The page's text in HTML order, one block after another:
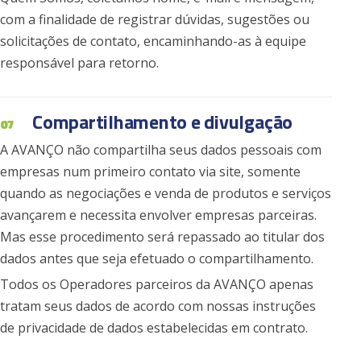
com a finalidade de registrar dúvidas, sugestões ou
solicitações de contato, encaminhando-as à equipe
responsável para retorno.
07 Compartilhamento e divulgação
A AVANÇO não compartilha seus dados pessoais com
empresas num primeiro contato via site, somente
quando as negociações e venda de produtos e serviços
avançarem e necessita envolver empresas parceiras.
Mas esse procedimento será repassado ao titular dos
dados antes que seja efetuado o compartilhamento.
Todos os Operadores parceiros da AVANÇO apenas
tratam seus dados de acordo com nossas instruções
de privacidade de dados estabelecidas em contrato.